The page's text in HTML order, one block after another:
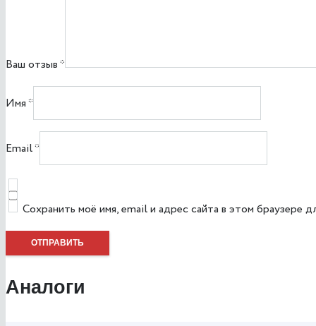
Ваш отзыв*
Имя*
Email*
Сохранить моё имя, email и адрес сайта в этом браузере
Аналоги